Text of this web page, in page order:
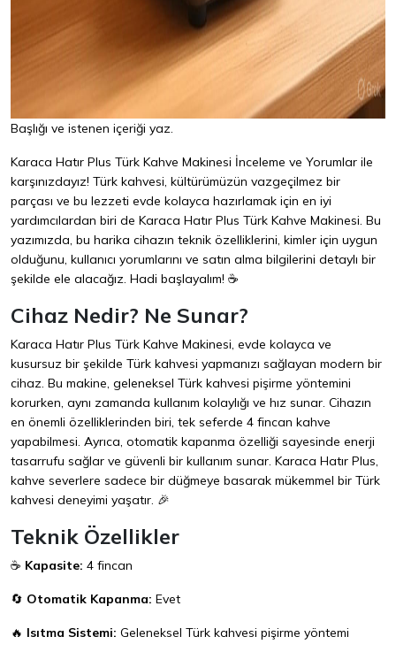
Başlığı ve istenen içeriği yaz.
Karaca Hatır Plus Türk Kahve Makinesi İnceleme ve Yorumlar ile
karşınızdayız! Türk kahvesi, kültürümüzün vazgeçilmez bir
parçası ve bu lezzeti evde kolayca hazırlamak için en iyi
yardımcılardan biri de Karaca Hatır Plus Türk Kahve Makinesi. Bu
yazımızda, bu harika cihazın teknik özelliklerini, kimler için uygun
olduğunu, kullanıcı yorumlarını ve satın alma bilgilerini detaylı bir
şekilde ele alacağız. Hadi başlayalım! ☕
Cihaz Nedir? Ne Sunar?
Karaca Hatır Plus Türk Kahve Makinesi, evde kolayca ve
kusursuz bir şekilde Türk kahvesi yapmanızı sağlayan modern bir
cihaz. Bu makine, geleneksel Türk kahvesi pişirme yöntemini
korurken, aynı zamanda kullanım kolaylığı ve hız sunar. Cihazın
en önemli özelliklerinden biri, tek seferde 4 fincan kahve
yapabilmesi. Ayrıca, otomatik kapanma özelliği sayesinde enerji
tasarrufu sağlar ve güvenli bir kullanım sunar. Karaca Hatır Plus,
kahve severlere sadece bir düğmeye basarak mükemmel bir Türk
kahvesi deneyimi yaşatır. 🎉
Teknik Özellikler
☕ Kapasite: 4 fincan
🔄 Otomatik Kapanma: Evet
🔥 Isıtma Sistemi: Geleneksel Türk kahvesi pişirme yöntemi